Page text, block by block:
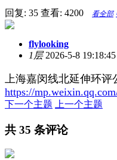
回复: 35 查看: 4200 看全部
flylooking
1层2026-5-8 19:18:45
上海嘉闵线北延伸环评
https://
下一个主题 上一个主题
共 35 条评论